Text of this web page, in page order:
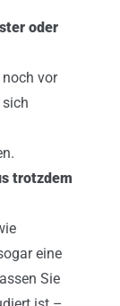
oder
vor
trotzdem
eine
Sie